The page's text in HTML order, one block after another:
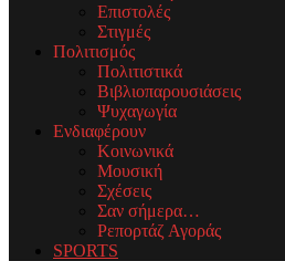
Επιστολές
Στιγμές
Πολιτισμός
Πολιτιστικά
Βιβλιοπαρουσιάσεις
Ψυχαγωγία
Ενδιαφέρουν
Κοινωνικά
Μουσική
Σχέσεις
Σαν σήμερα…
Ρεπορτάζ Αγοράς
SPORTS